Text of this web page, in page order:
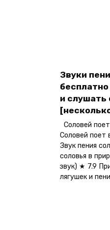
Звуки
и слушать
Соловей
Соловей поет
Звук пения
соловья в
звук) ★ 7.9
лягушек и